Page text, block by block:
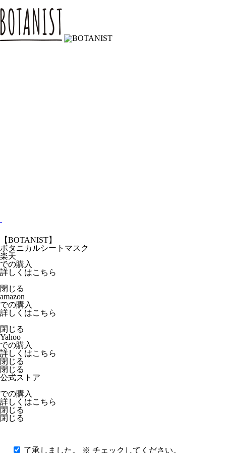
【BOTANIST】
ボタニカルシートマスク
楽天
での購入
詳しくはこちら
閉じる
amazon
での購入
詳しくはこちら
閉じる
Yahoo
での購入
詳しくはこちら
閉じる
閉じる
公式ストア
での購入
詳しくはこちら
閉じる
閉じる
了承しました。 ※ チェックしてください。